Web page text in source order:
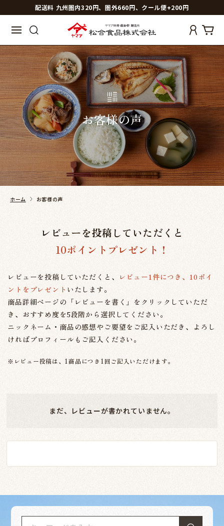
配送料 九州圏内320円、圏外660円、クール便+200円
お客様の声
ホーム お客様の声
レビューを投稿していただくと
10ポイントプレゼント！
レビューを投稿していただくと、 レビュー1件につき、10ポイ
ントをプレゼント いたします。
商品詳細ページの「レビューを書く」をクリックしていただ
き、おすすめ度を5段階から選択してください。
ニックネーム・商品の感想やご要望をご記入いただき、よろし
ければプロフィールもご記入ください。
※レビュー投稿は、1商品につき1回ご記入いただけます。
まだ、レビューが書かれていません。